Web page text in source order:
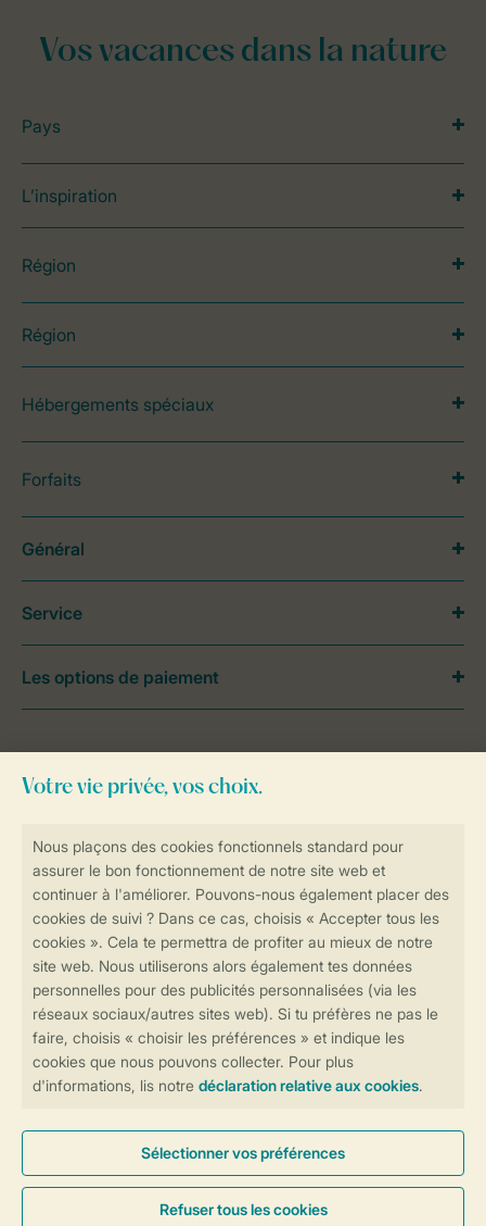
Plus d’infos et préférences
Réservations en ligne rapides et sécurisées
Transmission sécurisée des données
Paiement sécurisé
Vos vacances dans la nature
Pays
L’inspiration
Région
Région
Hébergements spéciaux
Forfaits
contactez notreContact Center.
Général
Service
Les options de paiement